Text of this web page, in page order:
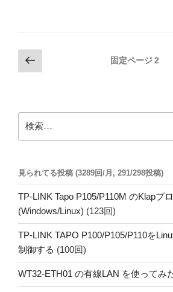
投
稿
ー
ジ
り
前
の
ジ
固定ページ2
索:
見られてる投稿 (3289回/月, 291/298投稿)
TP-LINK Tapo P105/P110M のKlapプ
(Windows/Linux) (123回)
TP-LINK TAPO P100/P105/P110を
制御する (100回)
WT32-ETH01 の有線LAN を使ってみた